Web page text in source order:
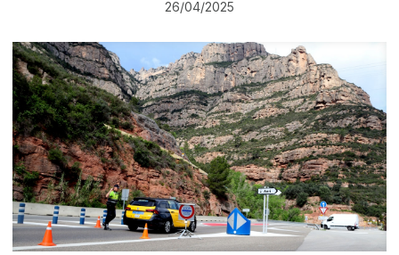
26/04/2025